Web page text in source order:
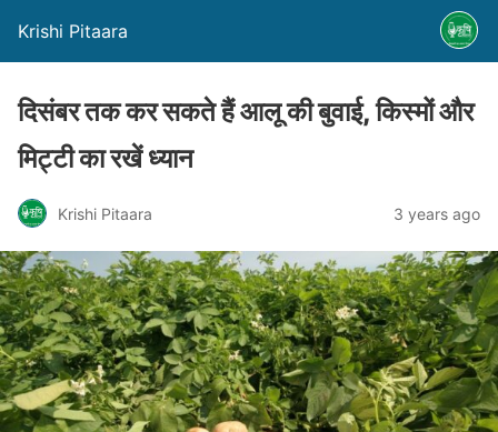
Krishi Pitaara
दिसंबर तक कर सकते हैं आलू की बुवाई, किस्मों और
मिट्टी का रखें ध्यान
Krishi Pitaara 3 years ago